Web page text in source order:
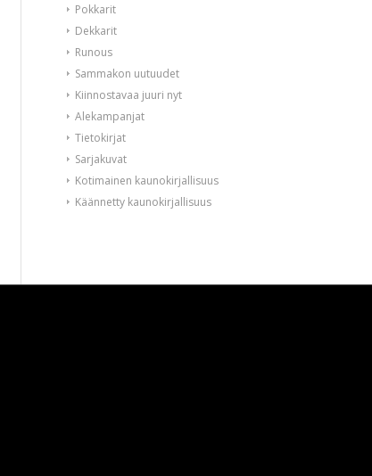
Pokkarit
Dekkarit
Runous
Sammakon uutuudet
Kiinnostavaa juuri nyt
Alekampanjat
Tietokirjat
Sarjakuvat
Kotimainen kaunokirjallisuus
Käännetty kaunokirjallisuus